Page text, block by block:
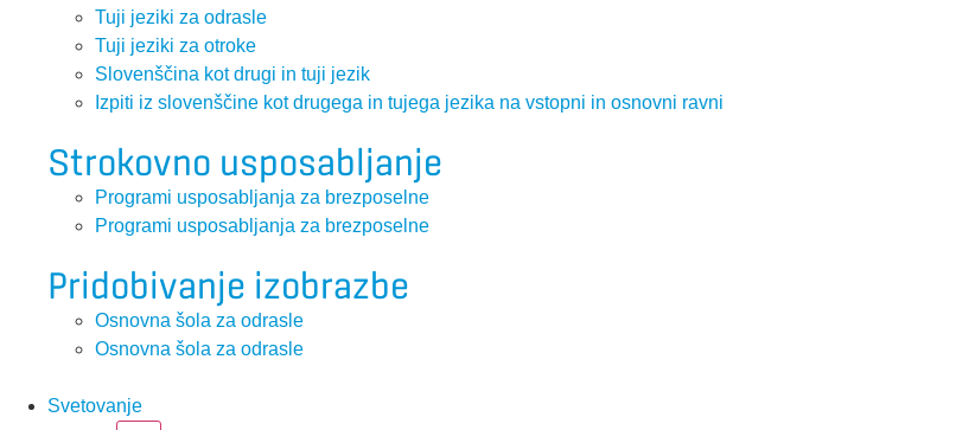
Tuji jeziki za odrasle
Tuji jeziki za otroke
Slovenščina kot drugi in tuji jezik
Izpiti iz slovenščine kot drugega in tujega jezika na vstopni in osnovni ravni
Strokovno usposabljanje
Programi usposabljanja za brezposelne
Programi usposabljanja za brezposelne
Pridobivanje izobrazbe
Osnovna šola za odrasle
Osnovna šola za odrasle
Svetovanje